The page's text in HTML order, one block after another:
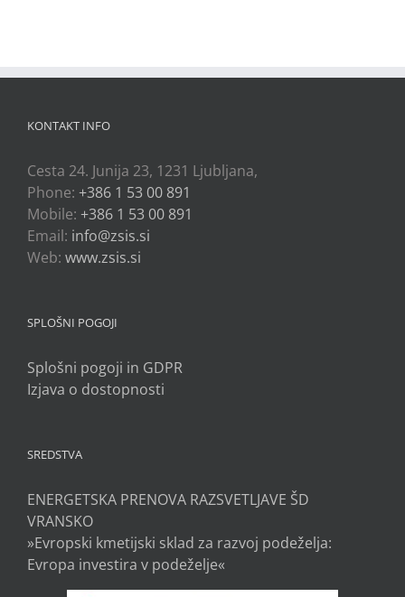
KONTAKT INFO
Cesta 24. Junija 23, 1231 Ljubljana,
Phone: +386 1 53 00 891
Mobile: +386 1 53 00 891
Email: info@zsis.si
Web: www.zsis.si
SPLOŠNI POGOJI
Splošni pogoji in GDPR
Izjava o dostopnosti
SREDSTVA
ENERGETSKA PRENOVA RAZSVETLJAVE ŠD
VRANSKO
»Evropski kmetijski sklad za razvoj podeželja:
Evropa investira v podeželje«